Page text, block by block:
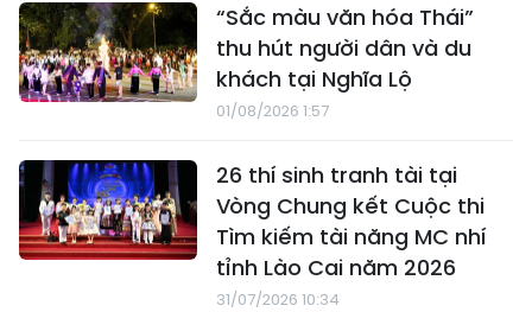
“Sắc màu văn hóa Thái”
thu hút người dân và du
khách tại Nghĩa Lộ
01/08/2026 1:57
26 thí sinh tranh tài tại
Vòng Chung kết Cuộc thi
Tìm kiếm tài năng MC nhí
tỉnh Lào Cai năm 2026
31/07/2026 10:34